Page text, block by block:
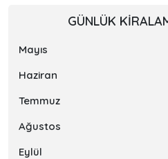
GÜNLÜK
Mayıs
Haziran
Temmuz
Ağustos
Eylül